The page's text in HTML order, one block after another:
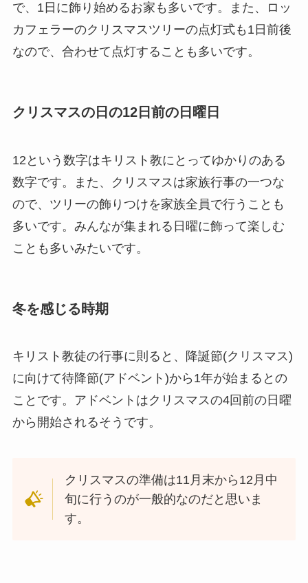
で、1日に飾り始めるお家も多いです。また、ロッ
カフェラーのクリスマスツリーの点灯式も1日前後
なので、合わせて点灯することも多いです。
クリスマスの日の12日前の日曜日
12という数字はキリスト教にとってゆかりのある
数字です。また、クリスマスは家族行事の一つな
ので、ツリーの飾りつけを家族全員で行うことも
多いです。みんなが集まれる日曜に飾って楽しむ
ことも多いみたいです。
冬を感じる時期
キリスト教徒の行事に則ると、降誕節(クリスマス)
に向けて待降節(アドベント)から1年が始まるとの
ことです。アドベントはクリスマスの4回前の日曜
から開始されるそうです。
クリスマスの準備は11月末から12月中
旬に行うのが一般的なのだと思いま
す。